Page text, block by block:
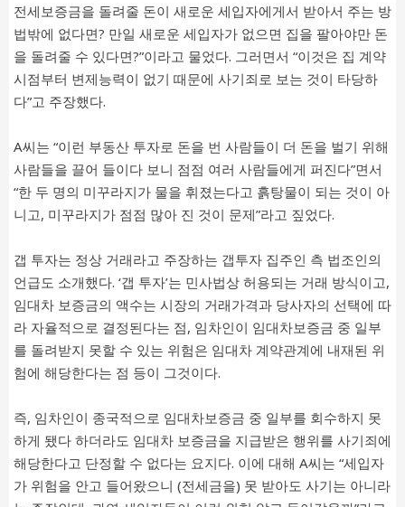
전세보증금을 돌려줄 돈이 새로운 세입자에게서 받아서 주는 방
법밖에 없다면? 만일 새로운 세입자가 없으면 집을 팔아야만 돈
을 돌려줄 수 있다면?”이라고 물었다. 그러면서 “이것은 집 계약
시점부터 변제능력이 없기 때문에 사기죄로 보는 것이 타당하
다”고 주장했다.
A씨는 “이런 부동산 투자로 돈을 번 사람들이 더 돈을 벌기 위해
사람들을 끌어 들이다 보니 점점 여러 사람들에게 퍼진다”면서
“한 두 명의 미꾸라지가 물을 휘졌는다고 흙탕물이 되는 것이 아
니고, 미꾸라지가 점점 많아 진 것이 문제”라고 짚었다.
갭 투자는 정상 거래라고 주장하는 갭투자 집주인 측 법조인의
언급도 소개했다. ‘갭 투자’는 민사법상 허용되는 거래 방식이고,
임대차 보증금의 액수는 시장의 거래가격과 당사자의 선택에 따
라 자율적으로 결정된다는 점, 임차인이 임대차보증금 중 일부
를 돌려받지 못할 수 있는 위험은 임대차 계약관계에 내재된 위
험에 해당한다는 점 등이 그것이다.
즉, 임차인이 종국적으로 임대차보증금 중 일부를 회수하지 못
하게 됐다 하더라도 임대차 보증금을 지급받은 행위를 사기죄에
해당한다고 단정할 수 없다는 요지다. 이에 대해 A씨는 “세입자
가 위험을 안고 들어왔으니 (전세금을) 못 받아도 사기는 아니라